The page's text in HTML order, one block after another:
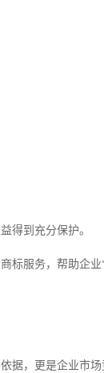
得到充分保护。
标服务，帮助企
据，更是企业市场